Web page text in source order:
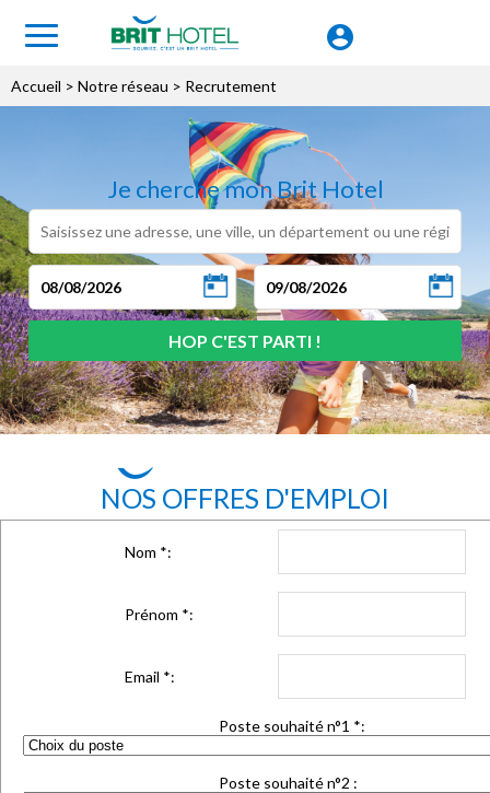
Accueil > Notre réseau > Recrutement
Je cherche mon Brit Hotel
NOS OFFRES D'EMPLOI
Nom *:
Prénom *:
Email *:
Poste souhaité n°1 *:
Poste souhaité n°2 :